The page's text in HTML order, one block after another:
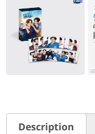
Description